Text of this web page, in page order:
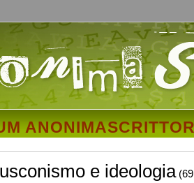
e ideologia